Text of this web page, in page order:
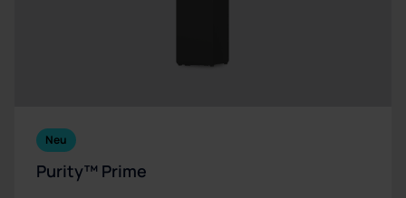
Neu
Purity™ Prime